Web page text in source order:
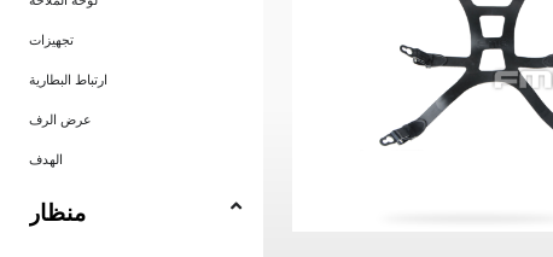
تجهيزات
ارتباط البطارية
عرض الرف
الهدف
منظار